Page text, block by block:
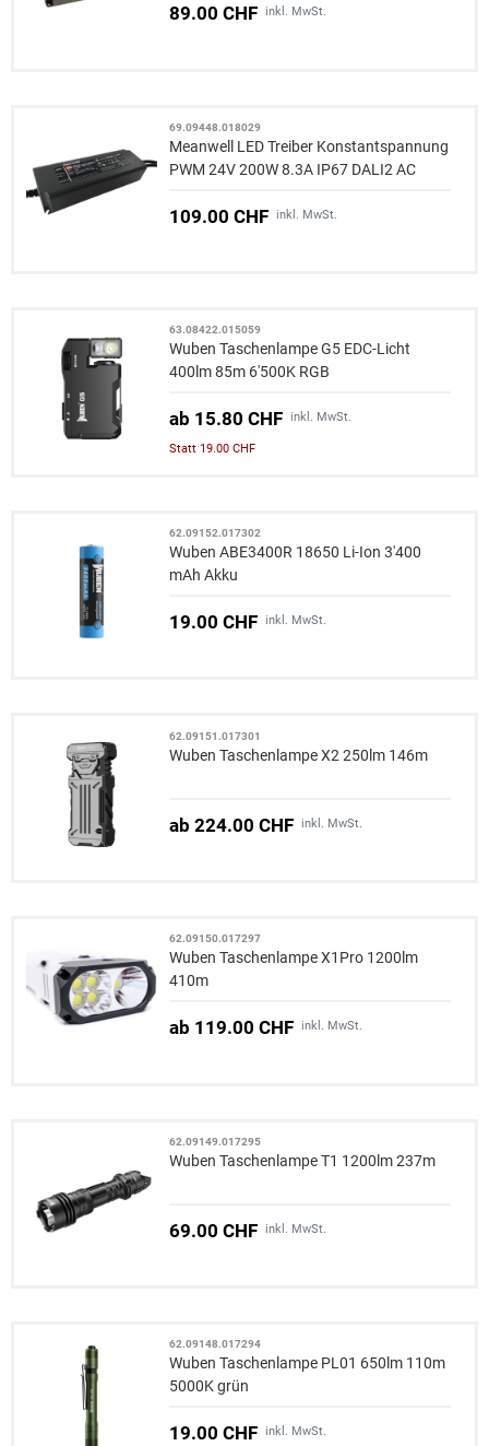
89.00 CHF inkl. MwSt.
69.09448.018029
Meanwell LED Treiber Konstantspannung
PWM 24V 200W 8.3A IP67 DALI2 AC
109.00 CHF inkl. MwSt.
63.08422.015059
Wuben Taschenlampe G5 EDC-Licht
400lm 85m 6'500K RGB
ab 15.80 CHF inkl. MwSt.
Statt 19.00 CHF
62.09152.017302
Wuben ABE3400R 18650 Li-Ion 3'400
mAh Akku
19.00 CHF inkl. MwSt.
62.09151.017301
Wuben Taschenlampe X2 250lm 146m
ab 224.00 CHF inkl. MwSt.
62.09150.017297
Wuben Taschenlampe X1Pro 1200lm
410m
ab 119.00 CHF inkl. MwSt.
62.09149.017295
Wuben Taschenlampe T1 1200lm 237m
69.00 CHF inkl. MwSt.
62.09148.017294
Wuben Taschenlampe PL01 650lm 110m
5000K grün
19.00 CHF inkl. MwSt.